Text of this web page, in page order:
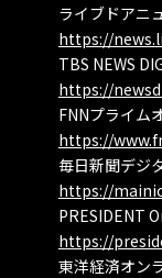
ライブドアニ
https://
TBS NEWS
https://
FNNプライム
https://
毎日新聞デジ
https://
PRESIDENT
https://
東洋経済オン